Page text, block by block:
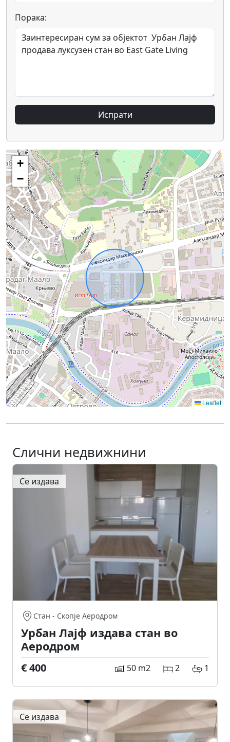
Порака:
Испрати
+
−
Leaflet
Слични недвижнини
Се издава
Стан - Скопје Аеродром
Урбан Лајф издава стан во
Аеродром
€ 400 50 m2 2 1
Се издава